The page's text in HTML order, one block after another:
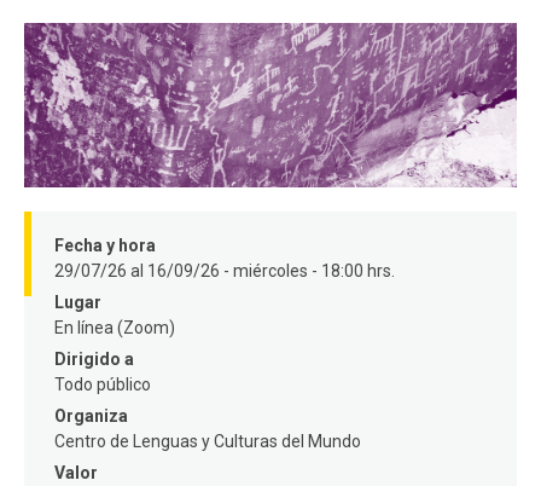
DEPARTAMENTOS
FACULTAD
Estudiantes Funcionarios
Fecha y hora
29/07/26 al 16/09/26 - miércoles - 18:00 hrs.
Lugar
En línea (Zoom)
Dirigido a
Todo público
Organiza
Centro de Lenguas y Culturas del Mundo
Valor